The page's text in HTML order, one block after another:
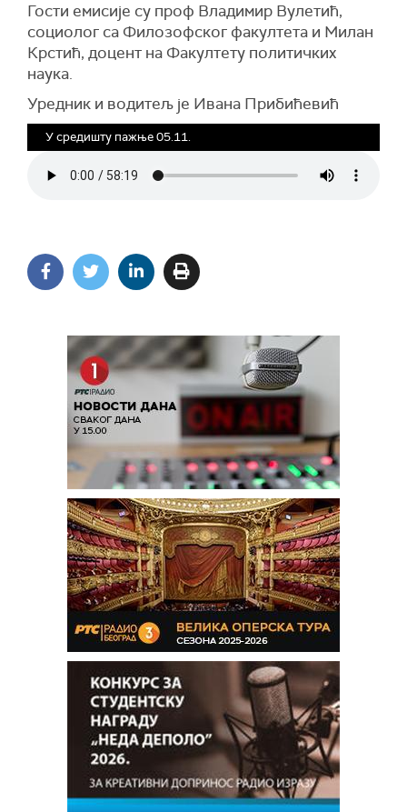
Гости емисије су проф Владимир Вулетић,
социолог са Филозофског факултета и Милан
Крстић, доцент на Факултету политичких
наука.
Уредник и водитељ је Ивана Прибићевић
У средишту пажње 05.11.